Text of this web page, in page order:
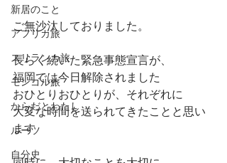
新居のこと
アフリカ旅
スリランカ旅
モンゴル旅
からだとわたし
ルーツ
自分史
ご無沙汰しておりました。
長らく続いた緊急事態宣言が、
福岡では今日解除されました
おひとりおひとりが、それぞれに
大変な時間を送られてきたことと思い
ます